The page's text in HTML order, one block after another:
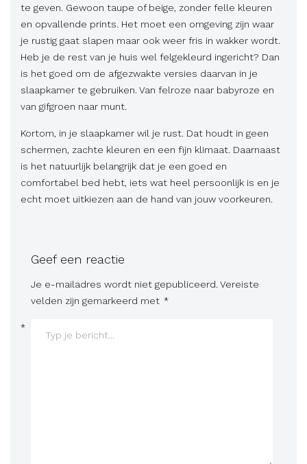
te geven. Gewoon taupe of beige, zonder felle kleuren
en opvallende prints. Het moet een omgeving zijn waar
je rustig gaat slapen maar ook weer fris in wakker wordt.
Heb je de rest van je huis wel felgekleurd ingericht? Dan
is het goed om de afgezwakte versies daarvan in je
slaapkamer te gebruiken. Van felroze naar babyroze en
van gifgroen naar munt.
Kortom, in je slaapkamer wil je rust. Dat houdt in geen
schermen, zachte kleuren en een fijn klimaat. Daarnaast
is het natuurlijk belangrijk dat je een goed en
comfortabel bed hebt, iets wat heel persoonlijk is en je
echt moet uitkiezen aan de hand van jouw voorkeuren.
Geef een reactie
Je e-mailadres wordt niet gepubliceerd. Vereiste
velden zijn gemarkeerd met *
*